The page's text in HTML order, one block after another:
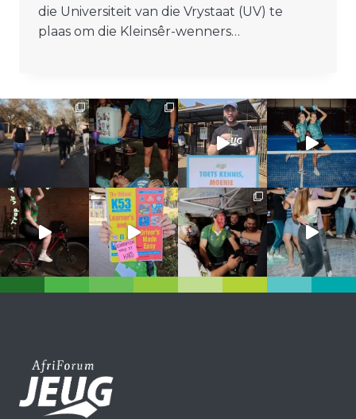
die Universiteit van die Vrystaat (UV) te
plaas om die Kleinsêr-wenners…